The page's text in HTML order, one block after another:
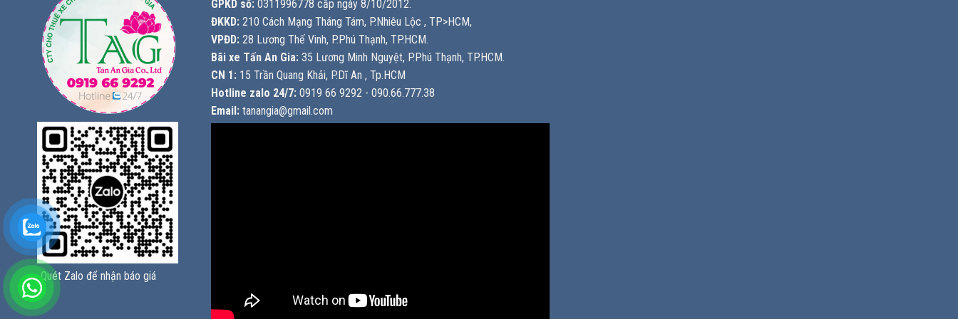
Quét Zalo để nhận báo giá
GPKD số: 0311996778 cấp ngày 8/10/2012.
ĐKKD: 210 Cách Mạng Tháng Tám, P.Nhiêu Lộc , TP>HCM,
VPĐD: 28 Lương Thế Vinh, P.Phú Thạnh, TP.HCM.
Bãi xe Tấn An Gia: 35 Lương Minh Nguyệt, P.Phú Thạnh, TP.HCM.
CN 1: 15 Trần Quang Khải, P.Dĩ An , Tp.HCM
Hotline zalo 24/7: 0919 66 9292 - 090.66.777.38
Email: tanangia@gmail.com